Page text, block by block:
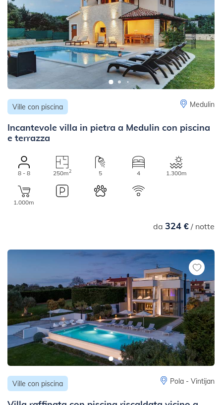
Ville con piscina Medulin
Incantevole villa in pietra a Medulin con piscina
e terrazza
8 - 8 250m2 5 4 1.300m
1.000m
da 324 €/ notte
Ville con piscina Pola - Vintijan